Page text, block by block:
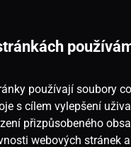
zpracování osobních údajů
používají soubory
s cílem vylepšení
přizpůsobeného
webových stránek